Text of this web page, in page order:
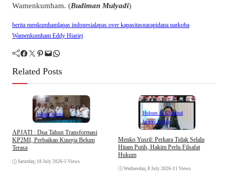
Wamenkumham. (Budiman Mulyadi)
berita menkumhamlapas indonesialapas over kapasitasnarapidana narkoba
Wamenkumham Eddy Hiariej
Facebook Twitter Pinterest Mail WhatsApp
Related Posts
Indeks Berita
APJATI : Dua Tahun Transformasi
KP2MI, Perbaikan Kinerja Belum
Terasa
Saturday, 18 July 2026•5 Views
Hukum & Kriminal
Indeks Berita
Menko Yusril: Perkara Tidak Selalu
Hitam Putih, Hakim Perlu Filsafat
Hukum
Wednesday, 8 July 2026•11 Views